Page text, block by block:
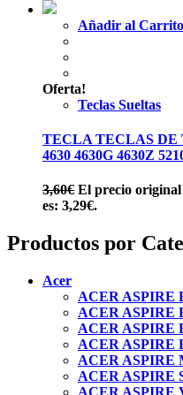
Añadir al Carrito
Oferta!
Teclas Sueltas
TECLA TECLAS DE
4630 4630G 4630Z
3,60€ El precio original
es: 3,29€.
Productos por
Acer
ACER ASPIRE
ACER ASPIRE
ACER ASPIRE
ACER ASPIRE
ACER ASPIRE
ACER ASPIRE
ACER ASPIRE